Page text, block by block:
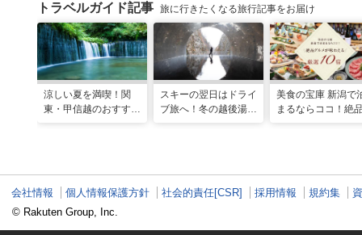
トラベルガイド記事 旅に行きたくなる旅行記事をお届け
涼しい夏を満喫！関
東・甲信越のおすすめ
スキーの翌日はドライ
ブ旅へ！冬の越後湯沢
美食の宝庫 新潟で
まるならココ！絶
会社情報 個人情報保護方針 社会的責任[CSR] 採用情報 規約集
© Rakuten Group, Inc.